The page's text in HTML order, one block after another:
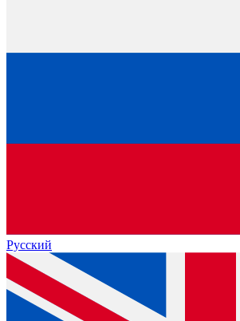
Русский